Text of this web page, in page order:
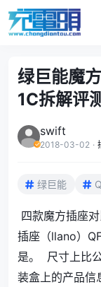
绿巨能魔
1C拆解评
swift
2018-03-02 ·
绿巨能
四款魔方插座
插座（llano）
是。
尺寸上比
装盒上的产品信